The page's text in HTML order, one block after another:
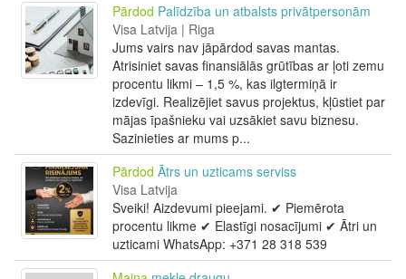
Pārdod Palīdzība un atbalsts privātpersonām
Visa Latvija | Riga
Jums vairs nav jāpārdod savas mantas.
Atrisiniet savas finansiālās grūtības ar ļoti zemu
procentu likmi – 1,5 %, kas ilgtermiņā ir
izdevīgi. Realizējiet savus projektus, kļūstiet par
mājas īpašnieku vai uzsākiet savu biznesu.
Sazinieties ar mums p...
Pārdod Ātrs un uzticams serviss
Visa Latvija
Sveiki! Aizdevumi pieejami. ✔ Piemērota
procentu likme ✔ Elastīgi nosacījumi ✔ Ātri un
uzticami WhatsApp: +371 28 318 539